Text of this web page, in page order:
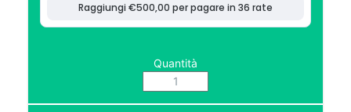
Quantità